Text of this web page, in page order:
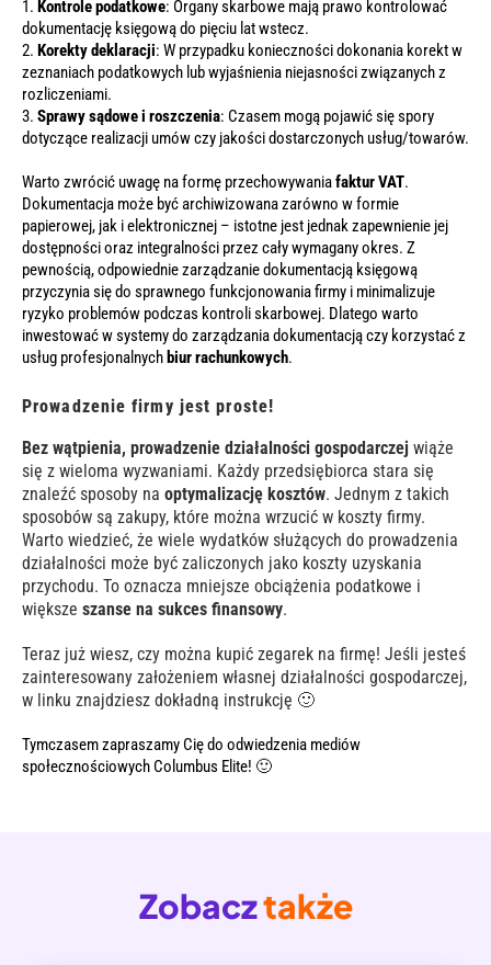
1. Kontrole podatkowe: Organy skarbowe mają prawo kontrolować
dokumentację księgową do pięciu lat wstecz.
2. Korekty deklaracji: W przypadku konieczności dokonania korekt w
zeznaniach podatkowych lub wyjaśnienia niejasności związanych z
rozliczeniami.
3. Sprawy sądowe i roszczenia: Czasem mogą pojawić się spory
dotyczące realizacji umów czy jakości dostarczonych usług/towarów.
Warto zwrócić uwagę na formę przechowywaniafaktur VAT.
Dokumentacja może być archiwizowana zarówno w formie
papierowej, jak i elektronicznej – istotne jest jednak zapewnienie jej
dostępności oraz integralności przez cały wymagany okres. Z
pewnością, odpowiednie zarządzanie dokumentacją księgową
przyczynia się do sprawnego funkcjonowania firmy i minimalizuje
ryzyko problemów podczas kontroli skarbowej. Dlatego warto
inwestować w systemy do zarządzania dokumentacją czy korzystać z
usług profesjonalnych biur rachunkowych.
Prowadzenie firmy jest proste!
Bez wątpienia, prowadzenie działalności gospodarczej wiąże
się z wieloma wyzwaniami. Każdy przedsiębiorca stara się
znaleźć sposoby na optymalizację kosztów. Jednym z takich
sposobów są zakupy, które można wrzucić w koszty firmy.
Warto wiedzieć, że wiele wydatków służących do prowadzenia
działalności może być zaliczonych jako koszty uzyskania
przychodu. To oznacza mniejsze obciążenia podatkowe i
większe szanse na sukces finansowy.
Teraz już wiesz, czy można kupić zegarek na firmę! Jeśli jesteś
zainteresowany założeniem własnej działalności gospodarczej,
w linku znajdziesz dokładną instrukcję 🙂
Tymczasem zapraszamy Cię do odwiedzenia mediów
społecznościowych Columbus Elite! 🙂
Zobacztakże